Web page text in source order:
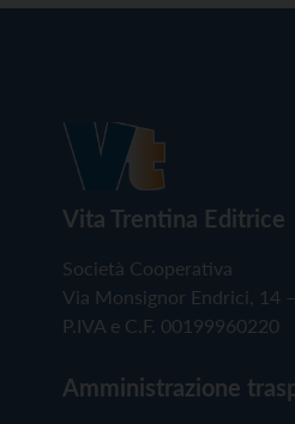
Vita Trentina Editrice
Società Cooperativa
Via Monsignor Endrici, 14
P.IVA e C.F. 00199960220
Amministrazione